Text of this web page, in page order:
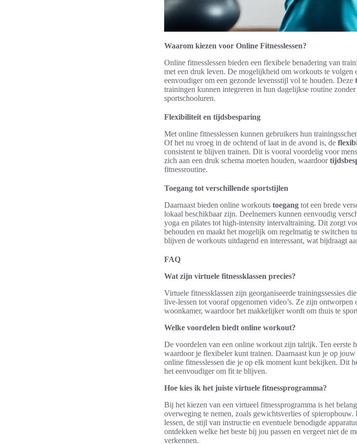
Waarom kiezen voor Online Fitnesslessen?
Online fitnesslessen bieden een flexibele benadering van
met een druk leven. De mogelijkheid om workouts te volgen
eenvoudiger om een gezonde levensstijl vol te houden. Deze
trainingen kunnen integreren in hun dagelijkse routine
sportschooluren.
Flexibiliteit en tijdsbesparing
Met online fitnesslessen kunnen gebruikers hun
Of het nu vroeg in de ochtend of laat in de avond is, de
consistent te blijven trainen. Dit is vooral voordelig voor
zich aan een druk schema moeten houden, waardoor
fitnessroutine.
Toegang tot verschillende sportstijlen
Daarnaast bieden online workouts toegang tot een brede
lokaal beschikbaar zijn. Deelnemers kunnen eenvoudig
yoga en pilates tot high-intensity intervaltraining. Dit zorgt
behouden en maakt het mogelijk om regelmatig te switchen
blijven de workouts uitdagend en interessant, wat bijdraagt
FAQ
Wat zijn virtuele fitnessklassen precies?
Virtuele fitnessklassen zijn georganiseerde trainingssessies
live-lessen tot vooraf opgenomen video’s. Ze zijn
woonkamer, waardoor het makkelijker wordt om thuis te
Welke voordelen biedt online workout?
De voordelen van een online workout zijn talrijk. Ten eerste
waardoor je flexibeler kunt trainen. Daarnaast kun je op
online fitnesslessen die je op elk moment kunt bekijken. Dit
het eenvoudiger om fit te blijven.
Hoe kies ik het juiste virtuele fitnessprogramma?
Bij het kiezen van een virtueel fitnessprogramma is het
overweging te nemen, zoals gewichtsverlies of
lessen, de stijl van instructie en eventuele benodigde
ontdekken welke het beste bij jou passen en vergeet niet de
verkennen.